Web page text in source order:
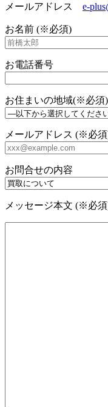
メールアドレス e-
お名前 (※必須)
お電話番号
お住まいの地域(※必須)
メールアドレス (※必
お問合せの内容
メッセージ本文 (※必